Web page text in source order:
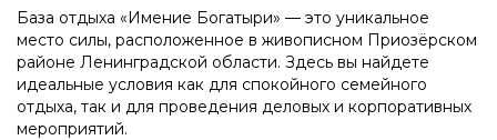
База отдыха «Имение Богатыри» — это уникальное
место силы, расположенное в живописном Приозёрском
районе Ленинградской области. Здесь вы найдете
идеальные условия как для спокойного семейного
отдыха, так и для проведения деловых и корпоративных
мероприятий.